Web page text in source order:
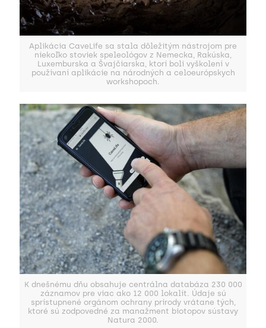
Aplikácia CaveLife sa stala dôležitým nástrojom pre
niekoľko stoviek speleológov z Nemecka, Rakúska,
Luxemburska a Švajčiarska, ktorí boli vyškolení v
používaní aplikácie na národných a celoeurópskych
workshopoch.
K dnešnému dňu obsahuje centrálna databáza 230 000
záznamov pre viac ako 12 000 lokalít. Údaje sú
sprístupnené orgánom ochrany prírody vrátane tých,
ktoré sú zodpovedné za manažment biotopov sústavy
Natura 2000.